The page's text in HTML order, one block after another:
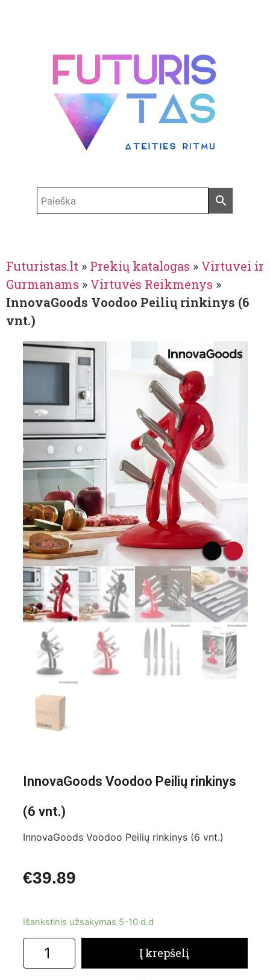
Futuristas.lt » Prekių katalogas » Virtuvei ir
Gurmanams » Virtuvės Reikmenys »
InnovaGoods Voodoo Peilių rinkinys (6
vnt.)
InnovaGoods Voodoo Peilių rinkinys
(6 vnt.)
InnovaGoods Voodoo Peilių rinkinys (6 vnt.)
€39.89
Išankstinis užsakymas 5-10 d.d
Į krepšelį